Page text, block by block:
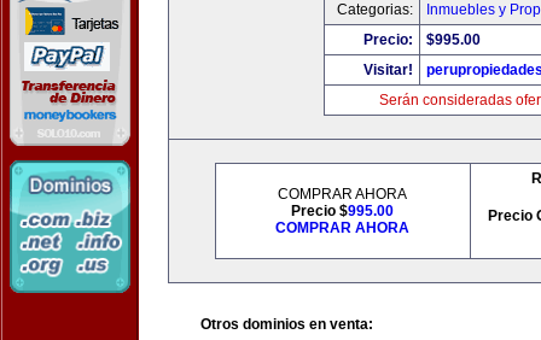
Categorias:
Inmuebles y
Precio:
$995.00
Visitar!
Serán consideradas
COMPRAR AHORA
Precio $995.00
COMPRAR AHORA
Precio
Otros dominios en venta: